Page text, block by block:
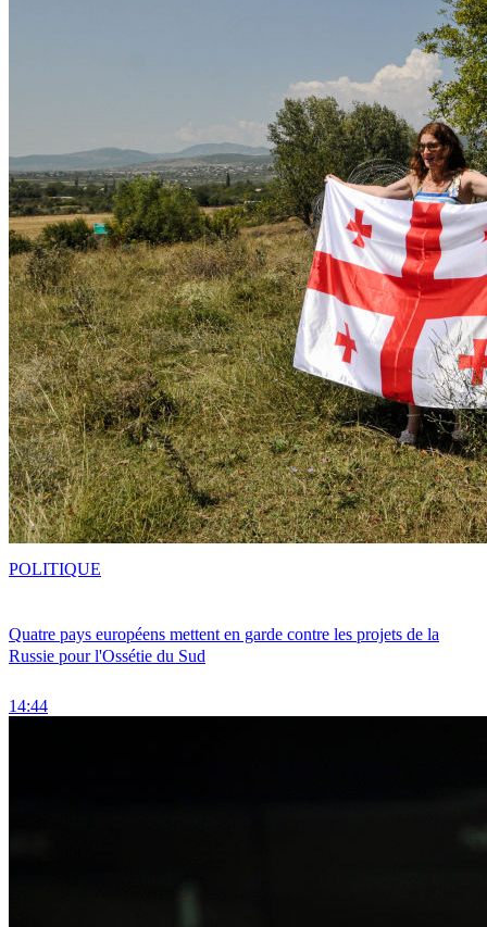
Quatre pays européens mettent en garde contre les projets de la
Russie pour l'Ossétie du Sud
14:44
POLITIQUE